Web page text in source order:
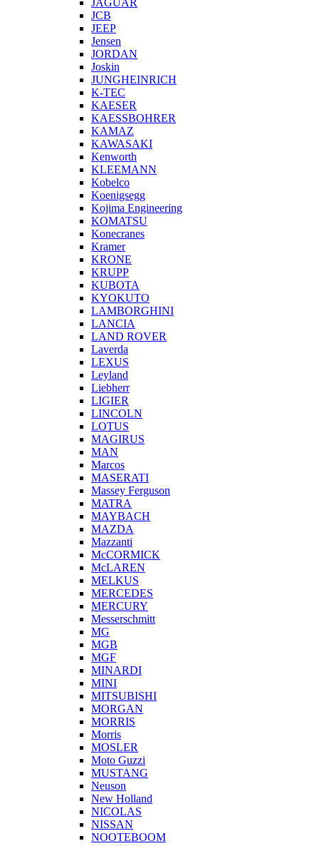
JAGUAR
JCB
JEEP
Jensen
JORDAN
Joskin
JUNGHEINRICH
K-TEC
KAESER
KAESSBOHRER
KAMAZ
KAWASAKI
Kenworth
KLEEMANN
Kobelco
Koenigsegg
Kojima Engineering
KOMATSU
Konecranes
Kramer
KRONE
KRUPP
KUBOTA
KYOKUTO
LAMBORGHINI
LANCIA
LAND ROVER
Laverda
LEXUS
Leyland
Liebherr
LIGIER
LINCOLN
LOTUS
MAGIRUS
MAN
Marcos
MASERATI
Massey Ferguson
MATRA
MAYBACH
MAZDA
Mazzanti
McCORMICK
McLAREN
MELKUS
MERCEDES
MERCURY
Messerschmitt
MG
MGB
MGF
MINARDI
MINI
MITSUBISHI
MORGAN
MORRIS
Morris
MOSLER
Moto Guzzi
MUSTANG
Neuson
New Holland
NICOLAS
NISSAN
NOOTEBOOM